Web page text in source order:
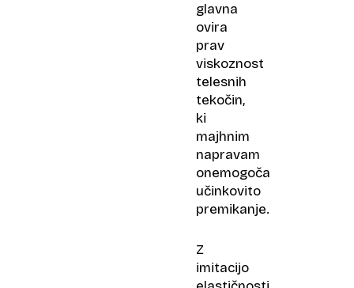
glavna
ovira
prav
viskoznost
telesnih
tekočin,
ki
majhnim
napravam
onemogoča
učinkovito
premikanje.
Z
imitacijo